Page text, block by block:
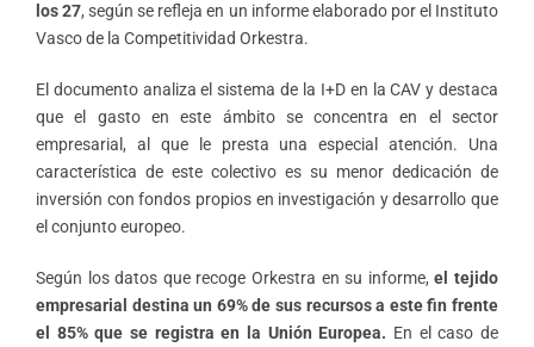
los 27, según se refleja en un informe elaborado por el Instituto
Vasco de la Competitividad Orkestra.
El documento analiza el sistema de la I+D en la CAV y destaca
que el gasto en este ámbito se concentra en el sector
empresarial, al que le presta una especial atención. Una
característica de este colectivo es su menor dedicación de
inversión con fondos propios en investigación y desarrollo que
el conjunto europeo.
Según los datos que recoge Orkestra en su informe,el tejido
empresarial destina un 69% de sus recursos a este fin frente
el 85% que se registra en la Unión Europea. En el caso de